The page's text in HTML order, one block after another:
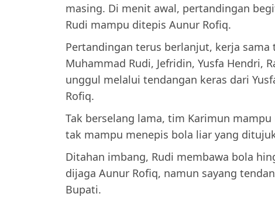
masing. Di menit awal, pertandingan
Rudi mampu ditepis Aunur Rofiq.
Pertandingan terus berlanjut, kerja
Muhammad Rudi, Jefridin, Yusfa Hendri,
unggul melalui tendangan keras dari
Rofiq.
Tak berselang lama, tim Karimun
tak mampu menepis bola liar yang
Ditahan imbang, Rudi membawa bola
dijaga Aunur Rofiq, namun sayang
Bupati.